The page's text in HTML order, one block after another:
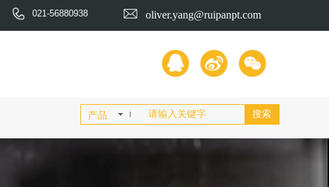
021-56880938 oliver.yang@ruipanpt.com
产品 搜索